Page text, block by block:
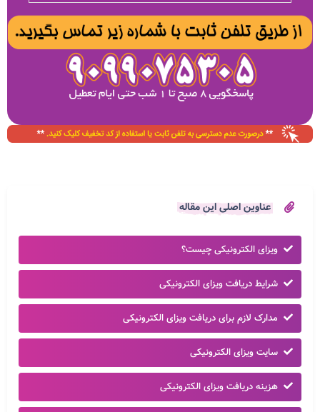
عناوین اصلی این مقاله
ویزای الکترونیکی چیست؟
شرایط دریافت ویزای الکترونیکی
مدارک لازم برای دریافت ویزای الکترونیکی
سایت ویزای الکترونیکی
هزینه دریافت ویزای الکترونیکی